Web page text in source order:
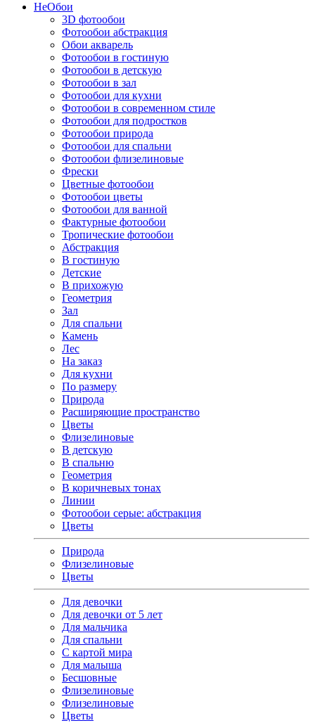
НеОбои
3D фотообои
Фотообои абстракция
Обои акварель
Фотообои в гостиную
Фотообои в детскую
Фотообои в зал
Фотообои для кухни
Фотообои в современном стиле
Фотообои для подростков
Фотообои природа
Фотообои для спальни
Фотообои флизелиновые
Фрески
Цветные фотообои
Фотообои цветы
Фотообои для ванной
Фактурные фотообои
Тропические фотообои
Абстракция
В гостиную
Детские
В прихожую
Геометрия
Зал
Для спальни
Камень
Лес
На заказ
Для кухни
По размеру
Природа
Расширяющие пространство
Цветы
Флизелиновые
В детскую
В спальню
Геометрия
В коричневых тонах
Линии
Фотообои серые: абстракция
Цветы
Природа
Флизелиновые
Цветы
Для девочки
Для девочки от 5 лет
Для мальчика
Для спальни
С картой мира
Для малыша
Бесшовные
Флизелиновые
Флизелиновые
Цветы